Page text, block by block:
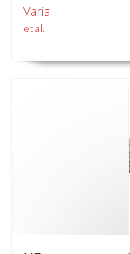
Varia
et al.